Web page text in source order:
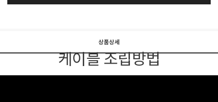
상품상세
케이블 조립방법